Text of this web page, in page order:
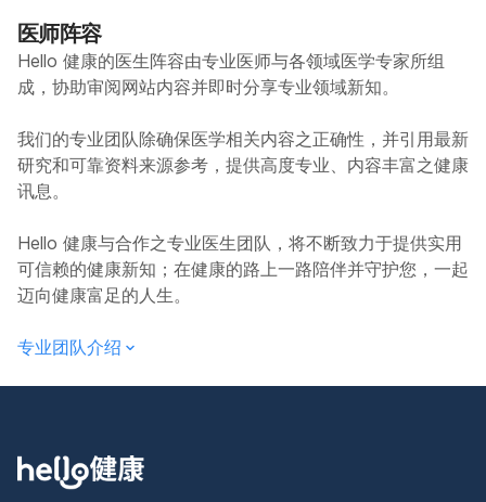
医师阵容
Hello 健康的医生阵容由专业医师与各领域医学专家所组
成，协助审阅网站内容并即时分享专业领域新知。
我们的专业团队除确保医学相关内容之正确性，并引用最新
研究和可靠资料来源参考，提供高度专业、内容丰富之健康
讯息。
Hello 健康与合作之专业医生团队，将不断致力于提供实用
可信赖的健康新知；在健康的路上一路陪伴并守护您，一起
迈向健康富足的人生。
专业团队介绍